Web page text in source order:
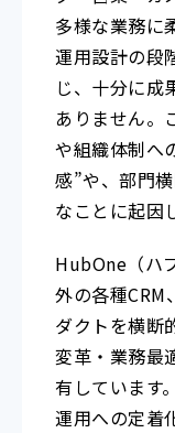
多様な業務に
運用設計の段
じ、十分に成
ありません。
や組織体制へ
感”や、部門
なことに起因
HubOne（ハ
外の各種CRM
ダクトを横断
変革・業務最
有しています
運用への定着